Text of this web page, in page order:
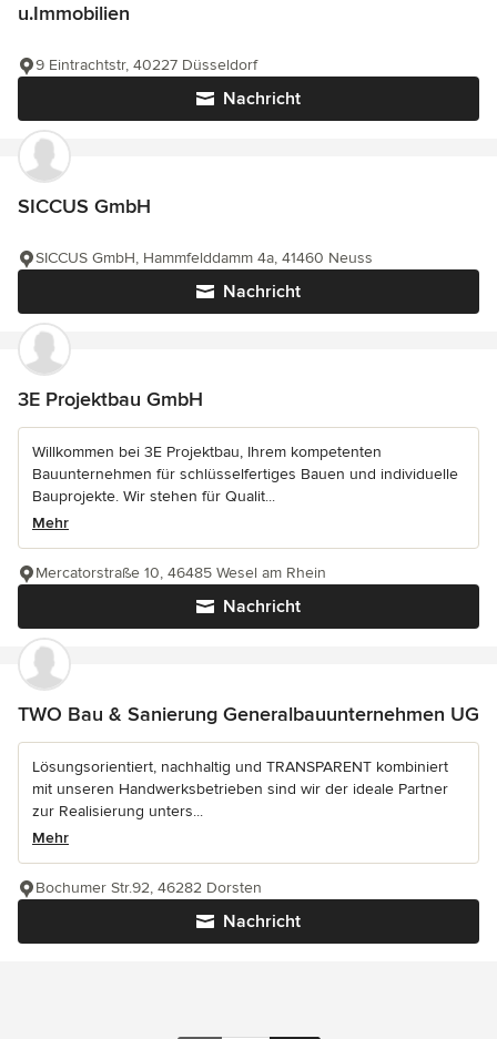
u.Immobilien
Nachricht
9 Eintrachtstr, 40227 Düsseldorf
SICCUS GmbH
Nachricht
SICCUS GmbH, Hammfelddamm 4a, 41460 Neuss
3E Projektbau GmbH
Willkommen bei 3E Projektbau, Ihrem kompetenten
Bauunternehmen für schlüsselfertiges Bauen und individuelle
Bauprojekte. Wir stehen für Qualit...
Mehr
Nachricht
Mercatorstraße 10, 46485 Wesel am Rhein
TWO Bau & Sanierung Generalbauunternehmen UG
Lösungsorientiert, nachhaltig und TRANSPARENT kombiniert
mit unseren Handwerksbetrieben sind wir der ideale Partner
zur Realisierung unters...
Mehr
Nachricht
Bochumer Str.92, 46282 Dorsten